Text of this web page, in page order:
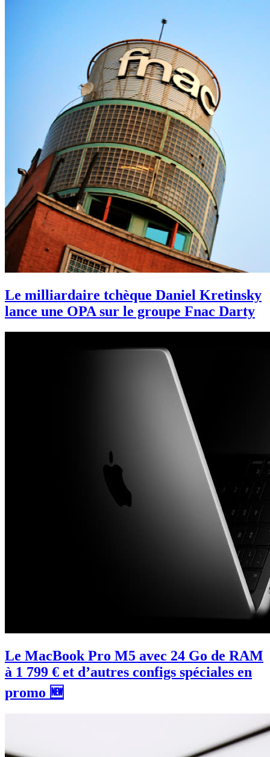
Le milliardaire tchèque Daniel Kretinsky
lance une OPA sur le groupe Fnac Darty
Le MacBook Pro M5 avec 24 Go de RAM
à 1 799 € et d’autres configs spéciales en
promo 🆕